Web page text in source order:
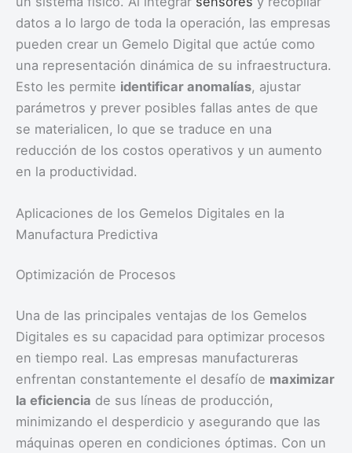
datos a lo largo de toda la operación, las empresas
pueden crear un Gemelo Digital que actúe como
una representación dinámica de su infraestructura.
Esto les permite identificar anomalías, ajustar
parámetros y prever posibles fallas antes de que
se materialicen, lo que se traduce en una
reducción de los costos operativos y un aumento
en la productividad.
Aplicaciones de los Gemelos Digitales en la
Manufactura Predictiva
Optimización de Procesos
Una de las principales ventajas de los Gemelos
Digitales es su capacidad para optimizar procesos
en tiempo real. Las empresas manufactureras
enfrentan constantemente el desafío de maximizar
la eficiencia de sus líneas de producción,
minimizando el desperdicio y asegurando que las
máquinas operen en condiciones óptimas. Con un